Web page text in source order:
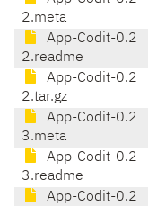
2.meta
App-Codit-0.2
2.readme
App-Codit-0.2
2.tar.gz
App-Codit-0.2
3.meta
App-Codit-0.2
3.readme
App-Codit-0.2